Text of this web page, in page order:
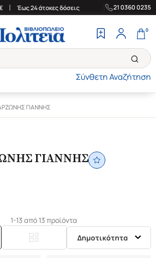
| Έως 24 άτοκες δόσεις Δωρεάν
21 0360 0235
Σύνθετη Αναζήτηση
0
ΓΙΑΝΝΗΣ
ΓΙΑΝΝΗΣ
1-13 από 13 προϊόντα
Δημοτικότητα